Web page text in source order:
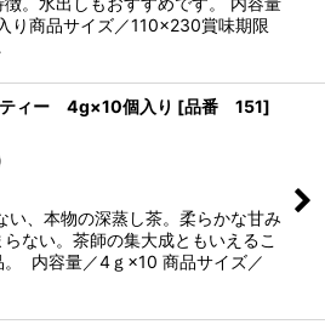
り商品サイズ／110×230賞味期限
ィー 4g×10個入り [品番 151]
い、本物の深蒸し茶。柔らかな甘み
ない。茶師の集大成ともいえるこ
。 内容量／4ｇ×10 商品サイズ／